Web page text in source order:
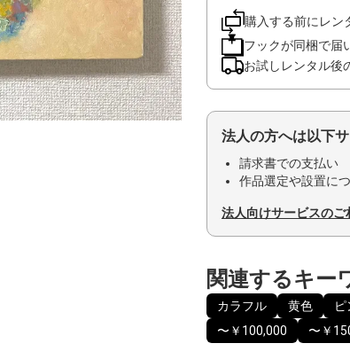
購入する前にレン
フックが同梱で届
お試しレンタル後
法人の方へは以下
請求書での支払い
作品選定や設置に
法人向けサービスのご
関連するキー
カラフル 黄色 ピ
〜￥100,000
〜￥